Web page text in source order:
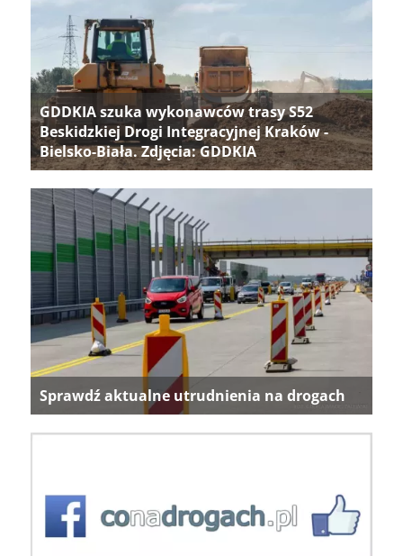
GDDKIA szuka wykonawców trasy S52
Beskidzkiej Drogi Integracyjnej Kraków -
Bielsko-Biała. Zdjęcia: GDDKIA
Sprawdź aktualne utrudnienia na drogach